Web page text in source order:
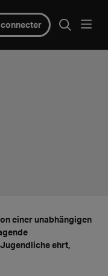
connecter
einer unabhängigen
ehrt,